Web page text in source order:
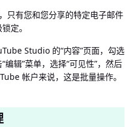
只有您和您分享的特定电子邮件
定。
Studio 的“内容”页面，勾选
辑”菜单，选择“可见性”，然后
帐户来说，这是批量操作。